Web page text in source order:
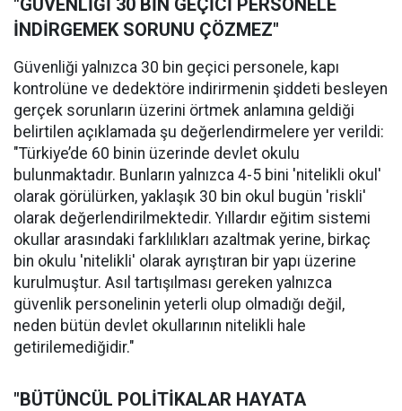
İNDİRGEMEK SORUNU ÇÖZMEZ"
Güvenliği yalnızca 30 bin geçici personele, kapı
kontrolüne ve dedektöre indirirmenin şiddeti besleyen
gerçek sorunların üzerini örtmek anlamına geldiği
belirtilen açıklamada şu değerlendirmelere yer verildi:
"Türkiye’de 60 binin üzerinde devlet okulu
bulunmaktadır. Bunların yalnızca 4-5 bini 'nitelikli okul'
olarak görülürken, yaklaşık 30 bin okul bugün 'riskli'
olarak değerlendirilmektedir. Yıllardır eğitim sistemi
okullar arasındaki farklılıkları azaltmak yerine, birkaç
bin okulu 'nitelikli' olarak ayrıştıran bir yapı üzerine
kurulmuştur. Asıl tartışılması gereken yalnızca
güvenlik personelinin yeterli olup olmadığı değil,
neden bütün devlet okullarının nitelikli hale
getirilemediğidir."
"BÜTÜNCÜL POLİTİKALAR HAYATA